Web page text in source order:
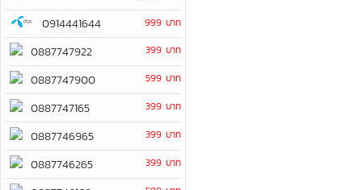
0914441644 999 บาท
0887747922 399 บาท
0887747900 599 บาท
0887747165 399 บาท
0887746965 399 บาท
0887746265 399 บาท